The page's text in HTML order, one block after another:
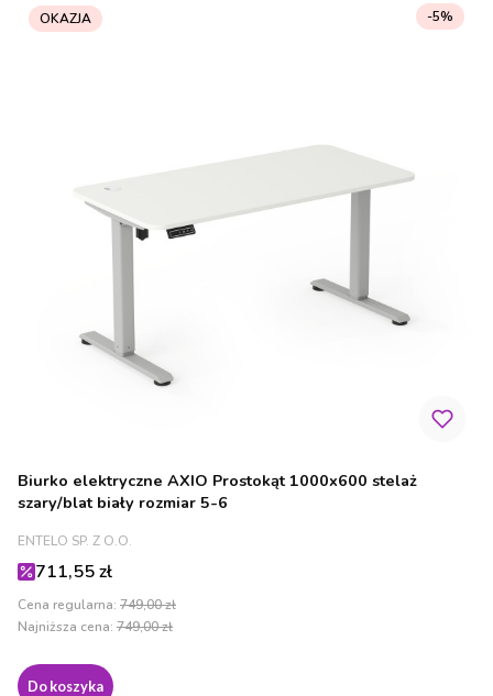
OKAZJA
Biurko elektryczne AXIO Prostokąt 1000x600 stelaż
szary/blat biały rozmiar 5-6
PRODUCENT
ENTELO SP. Z O.O.
Cena promocyjna
711,55 zł
Cena regularna: 749,00 zł
-5%
Najniższa cena: 749,00 zł
Do koszyka